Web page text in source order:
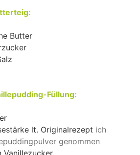
Butter
Füllung:
lt. Originalrezept ich
genommen
Vanillezucker